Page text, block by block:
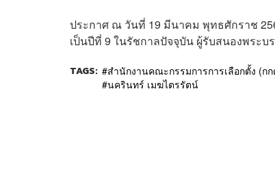
ประกาศ ณ วันที่ 19 มีนาคม พุทธศักราช
เป็นปีที่ 9 ในรัชกาลปัจจุบัน ผู้รับสนองพระ
TAGS: สำนักงานคณะกรรมการการเลือกตั้ง (ก
นครินทร์ เมฆไตรรัตน์